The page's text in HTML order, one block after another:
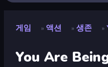
게임 » 액션 » 생존 »
You Are